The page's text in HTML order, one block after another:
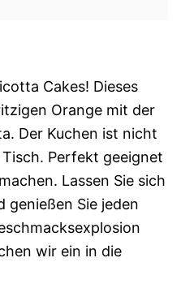
Cakes! Dieses
Orange mit der
Der Kuchen ist nicht
Perfekt geeignet
Lassen Sie sich
Sie jeden
wir ein in die